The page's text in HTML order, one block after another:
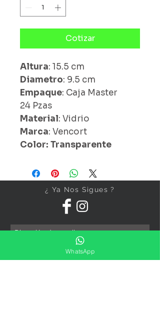
Cotizar
Altura: 15.5 cm
Diametro: 9.5 cm
Empaque: Caja Master
24 Pzas
Material: Vidrio
Marca: Vencort
Color: Transparente
¿ Ya Nos Sigues ?
Suscríbete ahora
WhatsApp